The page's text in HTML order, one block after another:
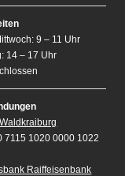
9 – 11 Uhr
14 – 17 Uhr
7115 1020 0000 1022
Raiffeisenbank